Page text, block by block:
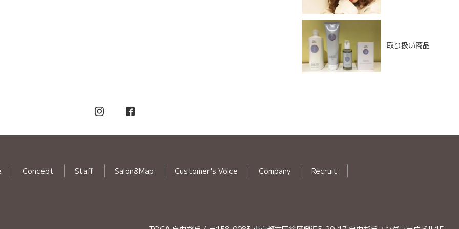
取り扱い商品
Concept Staff Salon&Map Customer's Voice Company Recruit